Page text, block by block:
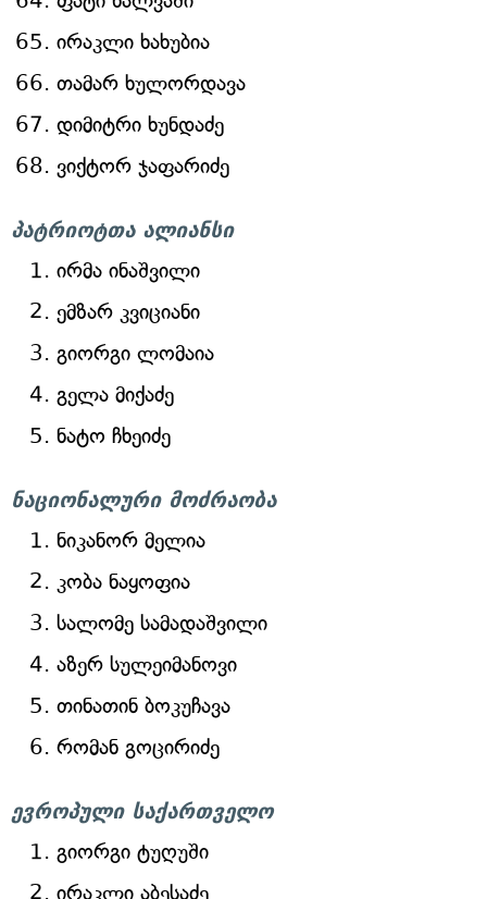
ირაკლი ხახუბია
თამარ ხულორდავა
დიმიტრი ხუნდაძე
ვიქტორ ჯაფარიძე
პატრიოტთა ალიანსი
ირმა ინაშვილი
ემზარ კვიციანი
გიორგი ლომაია
გელა მიქაძე
ნატო ჩხეიძე
ნაციონალური მოძრაობა
ნიკანორ მელია
კობა ნაყოფია
სალომე სამადაშვილი
აზერ სულეიმანოვი
თინათინ ბოკუჩავა
რომან გოცირიძე
ევროპული საქართველო
გიორგი ტუღუში
ირაკლი აბესაძე